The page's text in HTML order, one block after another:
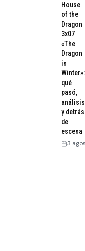
House
of the
Dragon
3x07
«The
Dragon
in
Winter»:
qué
pasó,
análisis
y detrás
de
escena
3